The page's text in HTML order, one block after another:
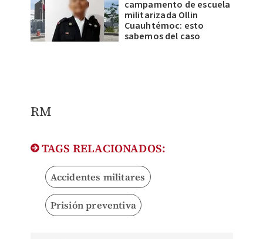
campamento de escuela
militarizada Ollin
Cuauhtémoc: esto
sabemos del caso
RM
TAGS RELACIONADOS:
Accidentes militares
Prisión preventiva